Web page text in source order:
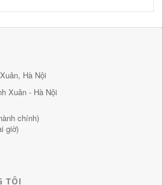
Hà Nội
Xuân - Hà Nội
chính)
giờ)
TÔI